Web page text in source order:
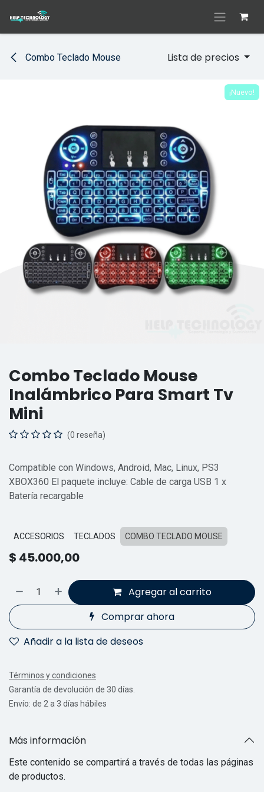
Combo Teclado Mouse Lista de precios
¡Nuevo!
Combo Teclado Mouse
Inalámbrico Para Smart Tv
Mini
(0 reseña)
Compatible con Windows, Android, Mac, Linux, PS3
XBOX360 El paquete incluye: Cable de carga USB 1 x
Batería recargable
ACCESORIOS TECLADOS COMBO TECLADO MOUSE
$ 45.000,00
Agregar al carrito
Comprar ahora
Añadir a la lista de deseos
Términos y condiciones
Garantía de devolución de 30 días.
Envío: de 2 a 3 días hábiles
Más información
Este contenido se compartirá a través de todas las páginas
de productos.